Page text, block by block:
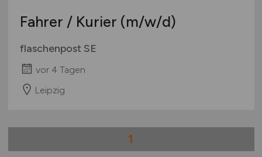
Studentenjobs / Werkstudenten
Praktikum
Mecklenburg-Vorpommern
Nordrhein-Westfalen
Rheinland-Pfalz
Saarland
Fahrer / Kurier (m/w/d)
flaschenpost SE
vor 4 Tagen
Leipzig
1